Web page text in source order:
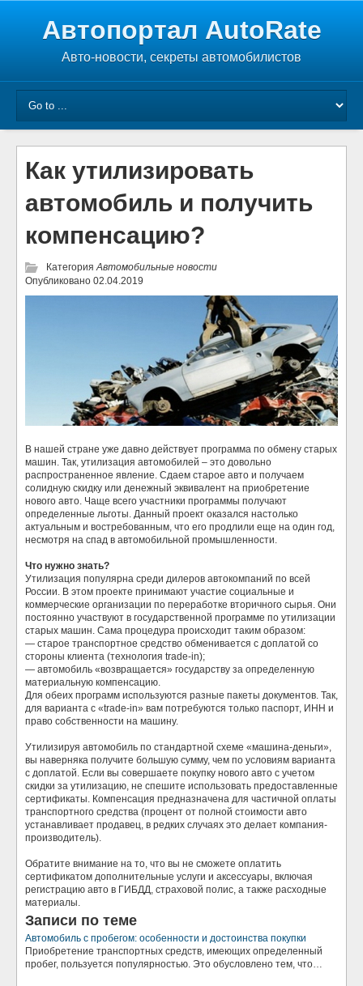
Автопортал AutoRate
Авто-новости, секреты автомобилистов
Как утилизировать
автомобиль и получить
компенсацию?
КатегорияАвтомобильные новости
Опубликовано 02.04.2019
В нашей стране уже давно действует программа по обмену старых
машин. Так, утилизация автомобилей – это довольно
распространенное явление. Сдаем старое авто и получаем
солидную скидку или денежный эквивалент на приобретение
нового авто. Чаще всего участники программы получают
определенные льготы. Данный проект оказался настолько
актуальным и востребованным, что его продлили еще на один год,
несмотря на спад в автомобильной промышленности.
Что нужно знать?
Утилизация популярна среди дилеров автокомпаний по всей
России. В этом проекте принимают участие социальные и
коммерческие организации по переработке вторичного сырья. Они
постоянно участвуют в государственной программе по утилизации
старых машин. Сама процедура происходит таким образом:
— старое транспортное средство обменивается с доплатой со
стороны клиента (технология trade-in);
— автомобиль «возвращается» государству за определенную
материальную компенсацию.
Для обеих программ используются разные пакеты документов. Так,
для варианта с «trade-in» вам потребуются только паспорт, ИНН и
право собственности на машину.
Утилизируя автомобиль по стандартной схеме «машина-деньги»,
вы наверняка получите большую сумму, чем по условиям варианта
с доплатой. Если вы совершаете покупку нового авто с учетом
скидки за утилизацию, не спешите использовать предоставленные
сертификаты. Компенсация предназначена для частичной оплаты
транспортного средства (процент от полной стоимости авто
устанавливает продавец, в редких случаях это делает компания-
производитель).
Обратите внимание на то, что вы не сможете оплатить
сертификатом дополнительные услуги и аксессуары, включая
регистрацию авто в ГИБДД, страховой полис, а также расходные
материалы.
Записи по теме
Автомобиль с пробегом: особенности и достоинства покупки
Приобретение транспортных средств, имеющих определенный
пробег, пользуется популярностью. Это обусловлено тем, что…